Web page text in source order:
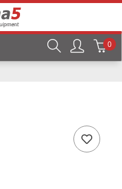
0